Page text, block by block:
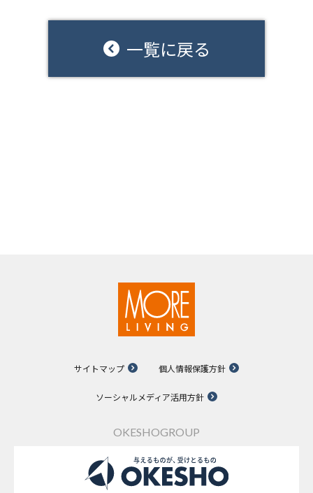
一覧に戻る
サイトマップ 個人情報保護方針
ソーシャルメディア活用方針
OKESHOGROUP